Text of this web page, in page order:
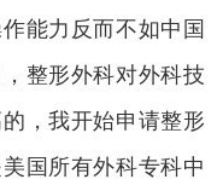
能力反而不如中国
整形外科对外科技
，我开始申请整形
国所有外科专科中